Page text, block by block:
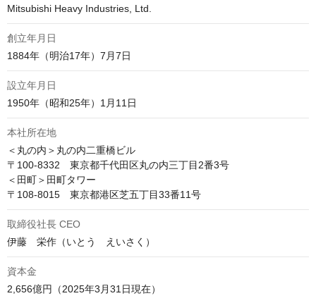
Mitsubishi Heavy Industries, Ltd.
創立年月日
1884年（明治17年）7月7日
設立年月日
1950年（昭和25年）1月11日
本社所在地
＜丸の内＞丸の内二重橋ビル
〒100-8332　東京都千代田区丸の内三丁目2番3号
＜田町＞田町タワー
〒108-8015　東京都港区芝五丁目33番11号
取締役社長 CEO
伊藤　栄作（いとう　えいさく）
資本金
2,656億円（2025年3月31日現在）